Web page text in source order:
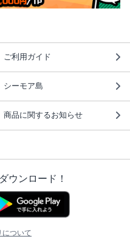
ご利用ガイド
シーモア島
商品に関するお知らせ
ウンロード！
について